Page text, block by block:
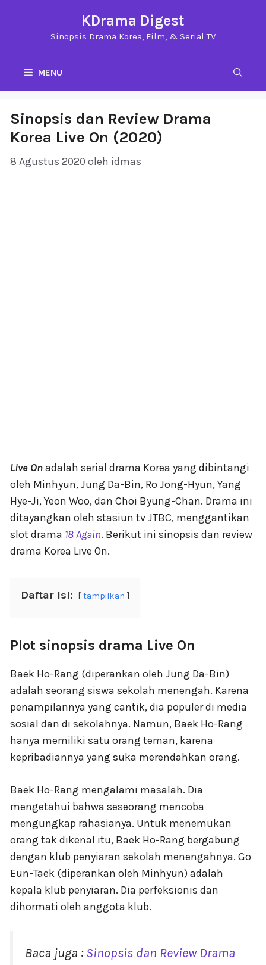
KDrama Digest
Sinopsis Drama Korea, Film, & Serial TV
MENU
Sinopsis dan Review Drama
Korea Live On (2020)
8 Agustus 2020 oleh idmas
Live Onadalah serial drama Korea yang dibintangi
oleh Minhyun, Jung Da-Bin, Ro Jong-Hyun, Yang
Hye-Ji, Yeon Woo, dan Choi Byung-Chan. Drama ini
ditayangkan oleh stasiun tv JTBC, menggantikan
slot drama 18 Again. Berikut ini sinopsis dan review
drama Korea Live On.
Daftar Isi: tampilkan
Plot sinopsis drama Live On
Baek Ho-Rang (diperankan oleh Jung Da-Bin)
adalah seorang siswa sekolah menengah. Karena
penampilannya yang cantik, dia populer di media
sosial dan di sekolahnya. Namun, Baek Ho-Rang
hanya memiliki satu orang teman, karena
kepribadiannya yang suka merendahkan orang.
Baek Ho-Rang mengalami masalah. Dia
mengetahui bahwa seseorang mencoba
mengungkap rahasianya. Untuk menemukan
orang tak dikenal itu, Baek Ho-Rang bergabung
dengan klub penyiaran sekolah menengahnya. Go
Eun-Taek (diperankan oleh Minhyun) adalah
kepala klub penyiaran. Dia perfeksionis dan
dihormati oleh anggota klub.
Baca juga : Sinopsis dan Review Drama